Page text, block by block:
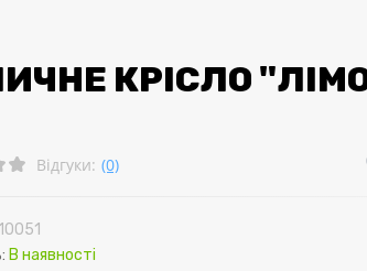
КРІСЛО
Відгуки: (0)
10051
В наявності